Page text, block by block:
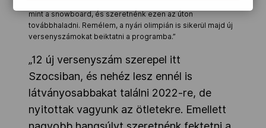
mint a snowboard, és szeretnénk ezen az úton
továbbhaladni. Remélem, a nyári olimpián is sikerül majd új
versenyszámokat beiktatni a programba.”
„12 új versenyszám szerepel itt
Szocsiban, és nehéz lesz ennél is
látványosabbakat találni 2022-re, de
nyitottak vagyunk az ötletekre. Emellett